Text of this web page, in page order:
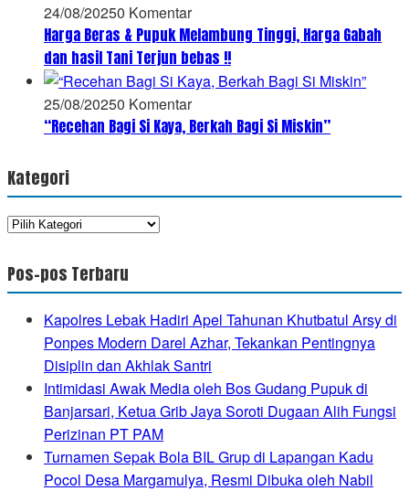
24/08/20250 Komentar
Harga Beras & Pupuk Melambung Tinggi, Harga Gabah
dan hasil Tani Terjun bebas !!
25/08/20250 Komentar
“Recehan Bagi Si Kaya, Berkah Bagi Si Miskin”
Kategori
Kategori
Pos-pos Terbaru
Kapolres Lebak Hadiri Apel Tahunan Khutbatul Arsy di
Ponpes Modern Darel Azhar, Tekankan Pentingnya
Disiplin dan Akhlak Santri
Intimidasi Awak Media oleh Bos Gudang Pupuk di
Banjarsari, Ketua Grib Jaya Soroti Dugaan Alih Fungsi
Perizinan PT PAM
Turnamen Sepak Bola BIL Grup di Lapangan Kadu
Pocol Desa Margamulya, Resmi Dibuka oleh Nabil